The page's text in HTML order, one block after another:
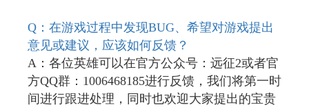
Q ：在游戏过程中发现BUG、希望对游戏提出
意见或建议，应该如何反馈？
A：各位英雄可以在官方公众号：远征2或者官
方QQ群：1006468185进行反馈，我们将第一时
间进行跟进处理，同时也欢迎大家提出的宝贵